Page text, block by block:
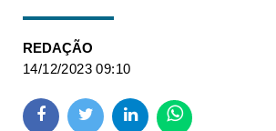
REDAÇÃO
14/12/2023 09:10